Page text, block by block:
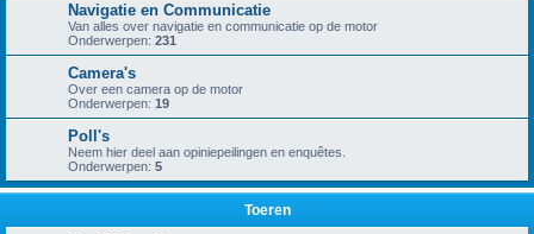
Navigatie en Communicatie
Van alles over navigatie en communicatie op de motor
Onderwerpen: 231
Camera's
Over een camera op de motor
Onderwerpen: 19
Poll's
Neem hier deel aan opiniepeilingen en enquêtes.
Onderwerpen: 5
Toeren